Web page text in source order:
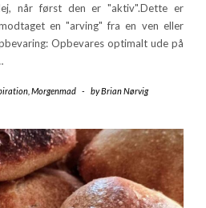
når først den er "aktiv".Dette er
en "arving" fra en ven eller
Opbevares optimalt ude på
Morgenmad - byBrian Nørvig